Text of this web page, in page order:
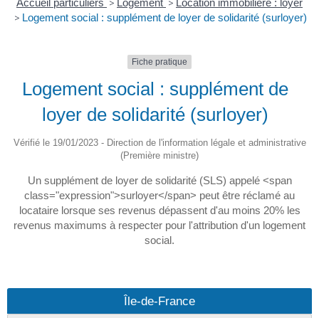
Accueil particuliers > Logement > Location immobilière : loyer
> Logement social : supplément de loyer de solidarité (surloyer)
Fiche pratique
Logement social : supplément de
loyer de solidarité (surloyer)
Vérifié le 19/01/2023 - Direction de l'information légale et administrative
(Première ministre)
Un supplément de loyer de solidarité (SLS) appelé <span
class="expression">surloyer</span> peut être réclamé au
locataire lorsque ses revenus dépassent d'au moins 20% les
revenus maximums à respecter pour l'attribution d'un logement
social.
Île-de-France